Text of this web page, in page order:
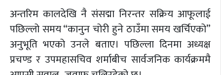
अन्तरिम कालदेखि नै संसद्मा निरन्तर सक्रिय आफूलाई
पछिल्लो समय “कानुन चोरी हुने ठाउँमा समय खर्चिएको”
अनुभूति भएको उनले बताए। पछिल्ला दिनमा अध्यक्ष
प्रचण्ड र उपमहासचिव शर्माबीच सार्वजनिक कार्यक्रममै